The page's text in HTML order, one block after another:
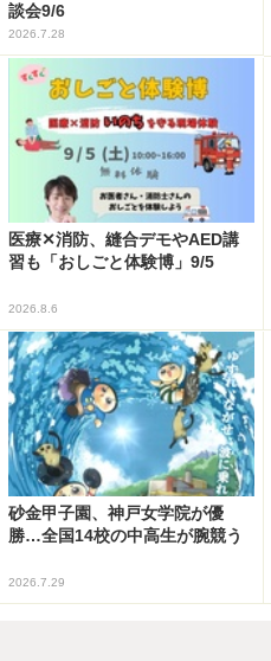
談会9/6
2026.7.28
医療✕消防、縫合デモやAED講
習も「おしごと体験博」9/5
2026.8.6
砂金甲子園、神戸女学院が優
勝…全国14校の中高生が腕競う
2026.7.29